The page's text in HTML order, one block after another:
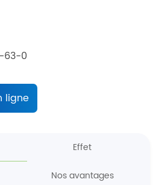
63-0
ligne
Effet
Nos avantages